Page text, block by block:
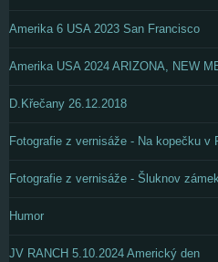
Amerika 6 USA 2023 San Francisco
Amerika USA 2024 ARIZONA, NEW
D.Křečany 26.12.2018
Fotografie z vernisáže - Na kopečku v
Fotografie z vernisáže - Šluknov
Humor
JV RANCH 5.10.2024 Americký den